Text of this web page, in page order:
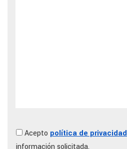
Acepto política de privacidad
información solicitada.